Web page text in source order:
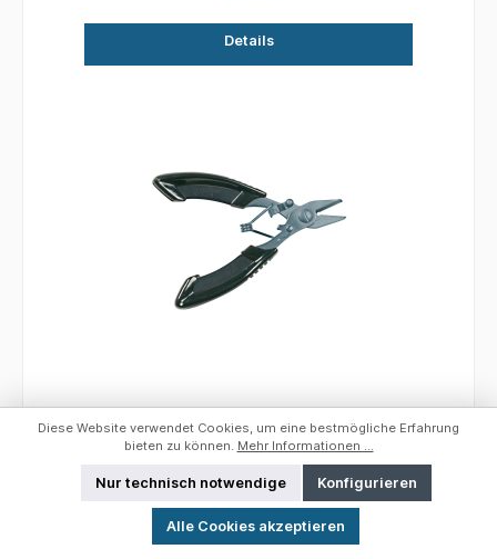
Details
FOX Rage Saw Tooth Cutter FOX Rage Saw
Tooth CutterSchere und Knipser zugleich. Mit
Werkzeugleiste anzeigen
Diese Website verwendet Cookies, um eine bestmögliche Erfahrung
bieten zu können. Mehr Informationen ...
Nur technisch notwendige Konfigurieren
Alle Cookies akzeptieren